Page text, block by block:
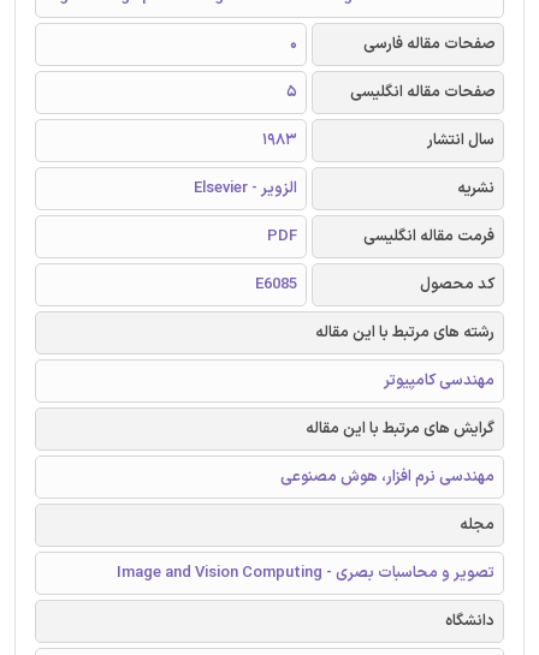
صفحات مقاله فارسی
0
صفحات مقاله انگلیسی
5
سال انتشار
1983
نشریه
الزویر - Elsevier
فرمت مقاله انگلیسی
PDF
کد محصول
E6085
رشته های مرتبط با این مقاله
مهندسی کامپیوتر
گرایش های مرتبط با این مقاله
مهندسی نرم افزار، هوش مصنوعی
مجله
تصویر و محاسبات بصری - Image and Vision Computing
دانشگاه